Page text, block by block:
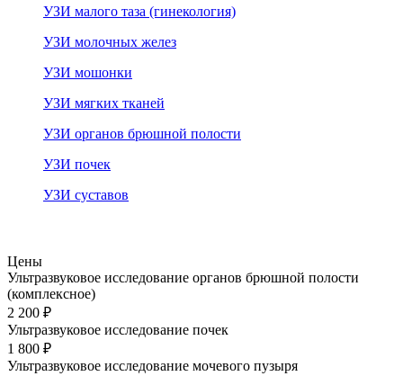
УЗИ малого таза (гинекология)
УЗИ молочных желез
УЗИ мошонки
УЗИ мягких тканей
УЗИ органов брюшной полости
УЗИ почек
УЗИ суставов
Цены
Ультразвуковое исследование органов брюшной полости
(комплексное)
2 200 ₽
Ультразвуковое исследование почек
1 800 ₽
Ультразвуковое исследование мочевого пузыря